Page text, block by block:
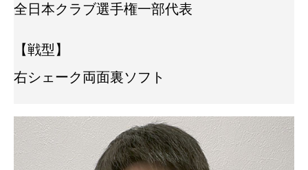
全日本クラブ選手権一部代表
【戦型】
右シェーク両面裏ソフト